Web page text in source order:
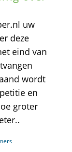
uw
deze
eind van
wordt
en
groter